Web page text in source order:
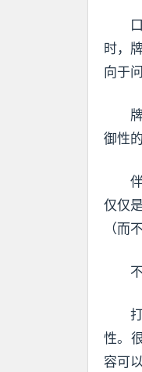
时，
向于
御性
仅仅
（而
性。
容可